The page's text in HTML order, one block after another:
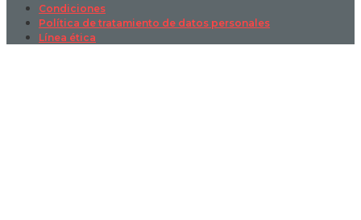
Condiciones
Política de tratamiento de datos personales
Línea ética